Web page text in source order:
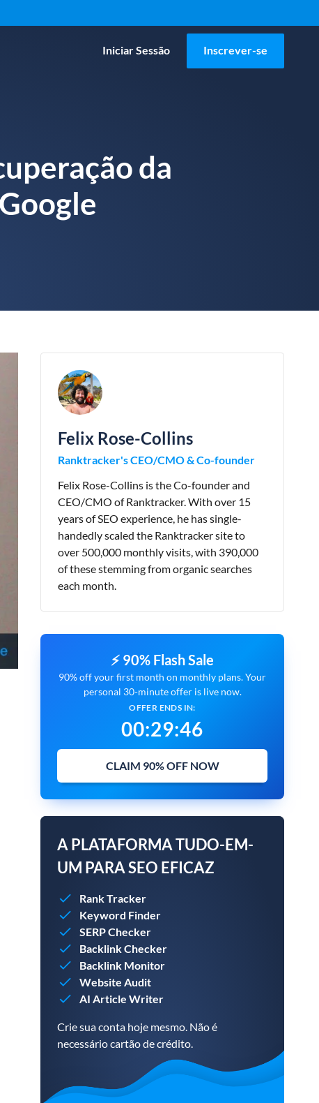
Iniciar Sessão Inscrever-se
da
Felix Rose-Collins
Ranktracker's CEO/CMO & Co-founder
Felix Rose-Collins is the Co-founder and
CEO/CMO of Ranktracker. With over 15
years of SEO experience, he has single-
handedly scaled the Ranktracker site to
over 500,000 monthly visits, with 390,000
of these stemming from organic searches
each month.
⚡ 90% Flash Sale
90% off your first month on monthly plans. Your
personal 30-minute offer is live now.
OFFER ENDS IN:
00:29:45
CLAIM 90% OFF NOW
A PLATAFORMA TUDO-EM-
UM PARA SEO EFICAZ
Rank Tracker
Keyword Finder
SERP Checker
Backlink Checker
Backlink Monitor
Website Audit
AI Article Writer
Crie sua conta hoje mesmo. Não é
necessário cartão de crédito.